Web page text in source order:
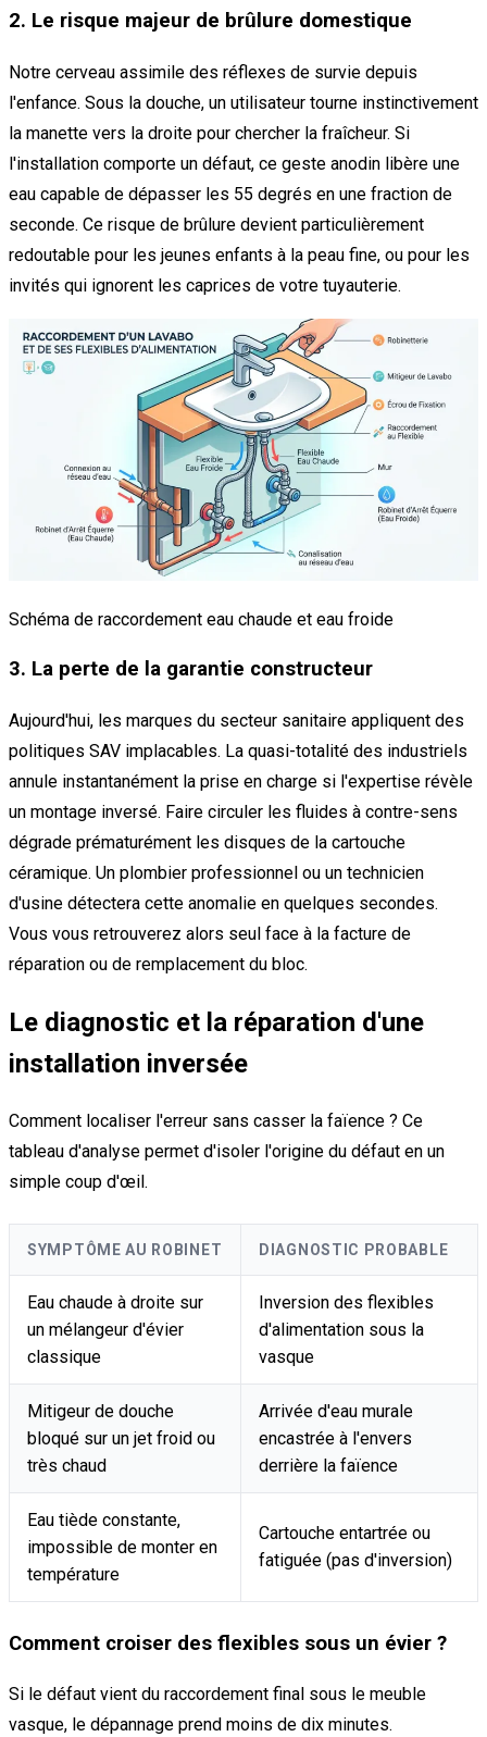
2. Le risque majeur de brûlure domestique
Notre cerveau assimile des réflexes de survie depuis
l'enfance. Sous la douche, un utilisateur tourne instinctivement
la manette vers la droite pour chercher la fraîcheur. Si
l'installation comporte un défaut, ce geste anodin libère une
eau capable de dépasser les 55 degrés en une fraction de
seconde. Ce risque de brûlure devient particulièrement
redoutable pour les jeunes enfants à la peau fine, ou pour les
invités qui ignorent les caprices de votre tuyauterie.
Schéma de raccordement eau chaude et eau froide
3. La perte de la garantie constructeur
Aujourd'hui, les marques du secteur sanitaire appliquent des
politiques SAV implacables. La quasi-totalité des industriels
annule instantanément la prise en charge si l'expertise révèle
un montage inversé. Faire circuler les fluides à contre-sens
dégrade prématurément les disques de la cartouche
céramique. Un plombier professionnel ou un technicien
d'usine détectera cette anomalie en quelques secondes.
Vous vous retrouverez alors seul face à la facture de
réparation ou de remplacement du bloc.
Le diagnostic et la réparation d'une
installation inversée
Comment localiser l'erreur sans casser la faïence ? Ce
tableau d'analyse permet d'isoler l'origine du défaut en un
simple coup d'œil.
SYMPTÔME AU ROBINET DIAGNOSTIC PROBABLE
Eau chaude à droite sur
un mélangeur d'évier
classique
Inversion des flexibles
d'alimentation sous la
vasque
Mitigeur de douche
bloqué sur un jet froid ou
très chaud
Arrivée d'eau murale
encastrée à l'envers
derrière la faïence
Eau tiède constante,
impossible de monter en
température
Cartouche entartrée ou
fatiguée (pas d'inversion)
Comment croiser des flexibles sous un évier ?
Si le défaut vient du raccordement final sous le meuble
vasque, le dépannage prend moins de dix minutes.